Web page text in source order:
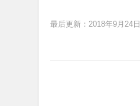
最后更新：2018年9月24日